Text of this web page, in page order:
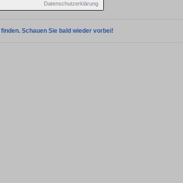
Datenschutzerklärung
Angebote in der Nähe.
Schauen Sie bald wieder vorbei!